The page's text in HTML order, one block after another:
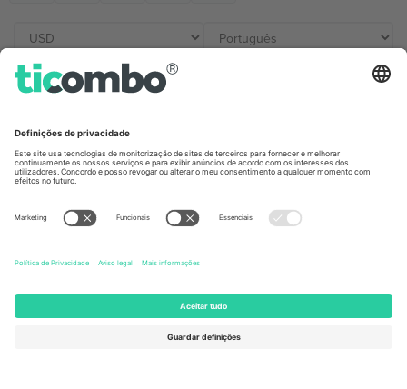
Germany
Unter den Linden 24, 10117
Berlin, Germany
167 City Road, London, Greater
131 Continental Dr, Suite 305,